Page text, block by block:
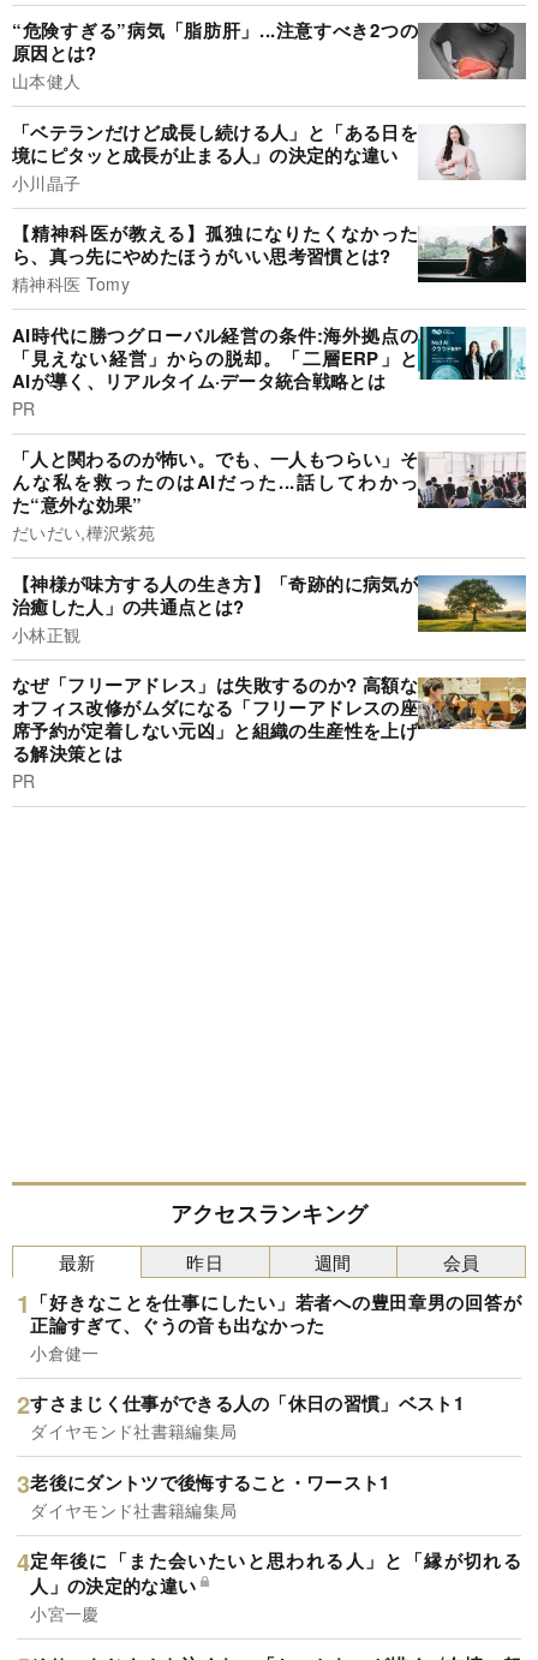
“危険すぎる”病気「脂肪肝」...注意すべき2つの
原因とは?
山本健人
「ベテランだけど成長し続ける人」と「ある日を
境にピタッと成長が止まる人」の決定的な違い
小川晶子
【精神科医が教える】孤独になりたくなかった
ら、真っ先にやめたほうがいい思考習慣とは?
精神科医 Tomy
AI時代に勝つグローバル経営の条件:海外拠点の
「見えない経営」からの脱却。「二層ERP」と
AIが導く、リアルタイム·データ統合戦略とは
PR
「人と関わるのが怖い。でも、一人もつらい」そ
んな私を救ったのはAIだった...話してわかっ
た“意外な効果”
だいだい,樺沢紫苑
【神様が味方する人の生き方】「奇跡的に病気が
治癒した人」の共通点とは?
小林正観
なぜ「フリーアドレス」は失敗するのか? 高額な
オフィス改修がムダになる「フリーアドレスの座
席予約が定着しない元凶」と組織の生産性を上げ
る解決策とは
PR
アクセスランキング
最新
「好きなことを仕事にしたい」若者への豊田章男の回答が
正論すぎて、ぐうの音も出なかった
小倉健一
すさまじく仕事ができる人の「休日の習慣」ベスト1
ダイヤモンド社書籍編集局
老後にダントツで後悔すること・ワースト1
ダイヤモンド社書籍編集局
定年後に「また会いたいと思われる人」と「縁が切れる
人」の決定的な違い
小宮一慶
昨日 週間 会員